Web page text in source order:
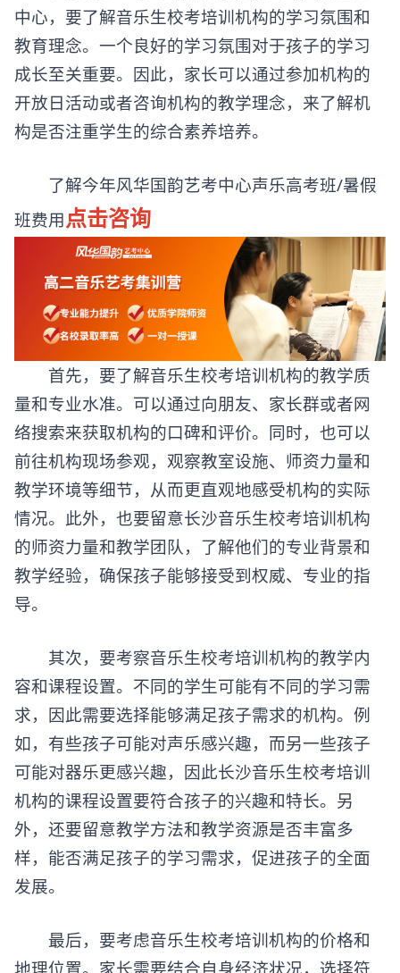
中心，要了解音乐生校考培训机构的学习氛围和
教育理念。一个良好的学习氛围对于孩子的学习
成长至关重要。因此，家长可以通过参加机构的
开放日活动或者咨询机构的教学理念，来了解机
构是否注重学生的综合素养培养。
了解今年风华国韵艺考中心声乐高考班/暑假
班费用点击咨询
首先，要了解音乐生校考培训机构的教学质
量和专业水准。可以通过向朋友、家长群或者网
络搜索来获取机构的口碑和评价。同时，也可以
前往机构现场参观，观察教室设施、师资力量和
教学环境等细节，从而更直观地感受机构的实际
情况。此外，也要留意长沙音乐生校考培训机构
的师资力量和教学团队，了解他们的专业背景和
教学经验，确保孩子能够接受到权威、专业的指
导。
其次，要考察音乐生校考培训机构的教学内
容和课程设置。不同的学生可能有不同的学习需
求，因此需要选择能够满足孩子需求的机构。例
如，有些孩子可能对声乐感兴趣，而另一些孩子
可能对器乐更感兴趣，因此长沙音乐生校考培训
机构的课程设置要符合孩子的兴趣和特长。另
外，还要留意教学方法和教学资源是否丰富多
样，能否满足孩子的学习需求，促进孩子的全面
发展。
最后，要考虑音乐生校考培训机构的价格和
地理位置。家长需要结合自身经济状况，选择符